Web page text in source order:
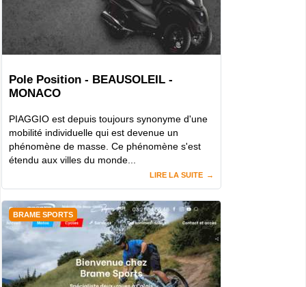
Pole Position - BEAUSOLEIL -
MONACO
PIAGGIO est depuis toujours synonyme d'une
mobilité individuelle qui est devenue un
phénomène de masse. Ce phénomène s'est
étendu aux villes du monde...
LIRE LA SUITE
BRAME SPORTS